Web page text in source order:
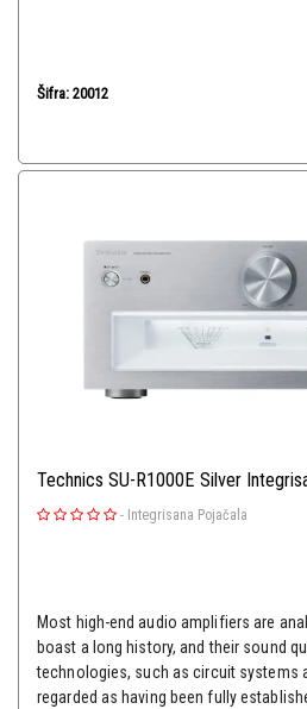
Šifra: 20012
Technics SU-R1000E Silver
- Integrisana Pojačala
Most high-end audio amplifiers are
boast a long history, and their sound
technologies, such as circuit systems
regarded as having been fully